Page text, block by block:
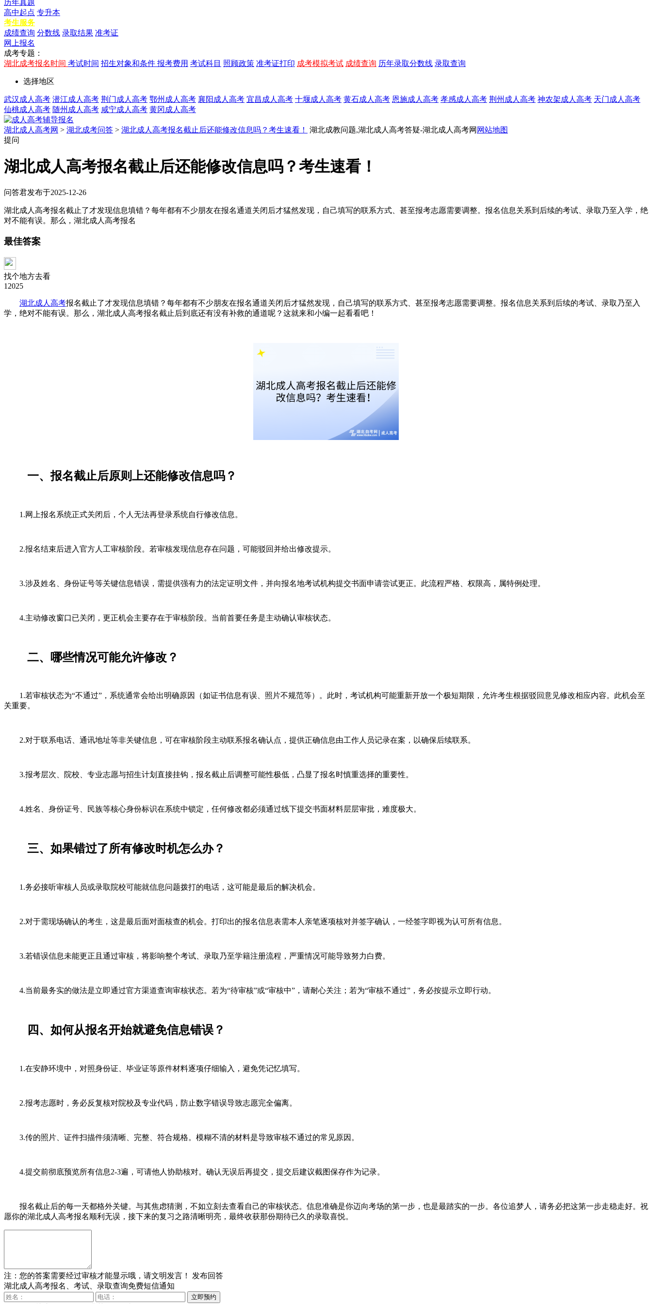
历年真题
高中起点 专升本
考生服务
成绩查询 分数线 录取结果 准考证
网上报名
成考专题：
湖北成考报名时间 考试时间 招生对象和条件 报考费用 考试科目 照顾政策 准考证打印 成考模拟考试 成绩查询 历年录取分数线 录取查询
选择地区
武汉成人高考 潜江成人高考 荆门成人高考 鄂州成人高考 襄阳成人高考 宜昌成人高考 十堰成人高考 黄石成人高考 恩施成人高考 孝感成人高考 荆州成人高考 神农架成人高考 天门成人高考
仙桃成人高考 随州成人高考 咸宁成人高考 黄冈成人高考
湖北成人高考网 > 湖北成考问答 > 湖北成人高考报名截止后还能修改信息吗？考生速看！ 湖北成教问题,湖北成人高考答疑-湖北成人高考网 网站地图
提问
湖北成人高考报名截止后还能修改信息吗？考生速看！
问答君发布于2025-12-26
湖北成人高考报名截止了才发现信息填错？每年都有不少朋友在报名通道关闭后才猛然发现，自己填写的联系方式、甚至报考志愿需要调整。报名信息关系到后续的考试、录取乃至入学，绝
对不能有误。那么，湖北成人高考报名
最佳答案
找个地方去看
12025
湖北成人高考报名截止了才发现信息填错？每年都有不少朋友在报名通道关闭后才猛然发现，自己填写的联系方式、甚至报考志愿需要调整。报名信息关系到后续的考试、录取乃至入
学，绝对不能有误。那么，湖北成人高考报名截止后到底还有没有补救的通道呢？这就来和小编一起看看吧！
一、报名截止后原则上还能修改信息吗？
1.网上报名系统正式关闭后，个人无法再登录系统自行修改信息。
2.报名结束后进入官方人工审核阶段。若审核发现信息存在问题，可能驳回并给出修改提示。
3.涉及姓名、身份证号等关键信息错误，需提供强有力的法定证明文件，并向报名地考试机构提交书面申请尝试更正。此流程严格、权限高，属特例处理。
4.主动修改窗口已关闭，更正机会主要存在于审核阶段。当前首要任务是主动确认审核状态。
二、哪些情况可能允许修改？
1.若审核状态为“不通过”，系统通常会给出明确原因（如证书信息有误、照片不规范等）。此时，考试机构可能重新开放一个极短期限，允许考生根据驳回意见修改相应内容。此机会至
关重要。
2.对于联系电话、通讯地址等非关键信息，可在审核阶段主动联系报名确认点，提供正确信息由工作人员记录在案，以确保后续联系。
3.报考层次、院校、专业志愿与招生计划直接挂钩，报名截止后调整可能性极低，凸显了报名时慎重选择的重要性。
4.姓名、身份证号、民族等核心身份标识在系统中锁定，任何修改都必须通过线下提交书面材料层层审批，难度极大。
三、如果错过了所有修改时机怎么办？
1.务必接听审核人员或录取院校可能就信息问题拨打的电话，这可能是最后的解决机会。
2.对于需现场确认的考生，这是最后面对面核查的机会。打印出的报名信息表需本人亲笔逐项核对并签字确认，一经签字即视为认可所有信息。
3.若错误信息未能更正且通过审核，将影响整个考试、录取乃至学籍注册流程，严重情况可能导致努力白费。
4.当前最务实的做法是立即通过官方渠道查询审核状态。若为“待审核”或“审核中”，请耐心关注；若为“审核不通过”，务必按提示立即行动。
四、如何从报名开始就避免信息错误？
1.在安静环境中，对照身份证、毕业证等原件材料逐项仔细输入，避免凭记忆填写。
2.报考志愿时，务必反复核对院校及专业代码，防止数字错误导致志愿完全偏离。
3.传的照片、证件扫描件须清晰、完整、符合规格。模糊不清的材料是导致审核不通过的常见原因。
4.提交前彻底预览所有信息2-3遍，可请他人协助核对。确认无误后再提交，提交后建议截图保存作为记录。
报名截止后的每一天都格外关键。与其焦虑猜测，不如立刻去查看自己的审核状态。信息准确是你迈向考场的第一步，也是最踏实的一步。各位追梦人，请务必把这第一步走稳走好。祝
愿你的湖北成人高考报名顺利无误，接下来的复习之路清晰明亮，最终收获那份期待已久的录取喜悦。
注：您的答案需要经过审核才能显示哦，请文明发言！
发布回答
湖北成人高考报名、考试、录取查询免费短信通知